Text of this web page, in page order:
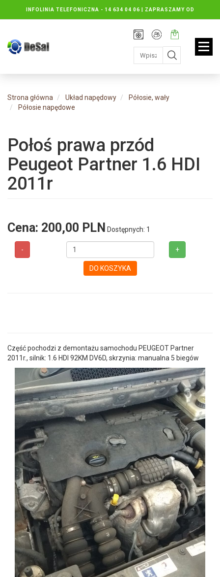
INFOLINIA TELEFONICZNA - 14 634 04 06 | ZAPRASZAMY OD
PONIEDZIAŁKU DO PIĄTKU : 8.30 DO 16.30, SOBOTY: 8.30 DO 13.00
Rejestracja
Moje
konto
Twój
koszyk:
jest
pusty
Strona główna Układ napędowy
Półosie, wały
Półosie napędowe
Połoś prawa przód
Peugeot Partner 1.6 HDI
2011r
Cena: 200,00 PLN Dostępnych: 1
- +
DO KOSZYKA
Część pochodzi z demontażu samochodu PEUGEOT Partner
2011r., silnik: 1.6 HDI 92KM DV6D, skrzynia: manualna 5 biegów